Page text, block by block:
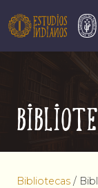
Bibliotecas /